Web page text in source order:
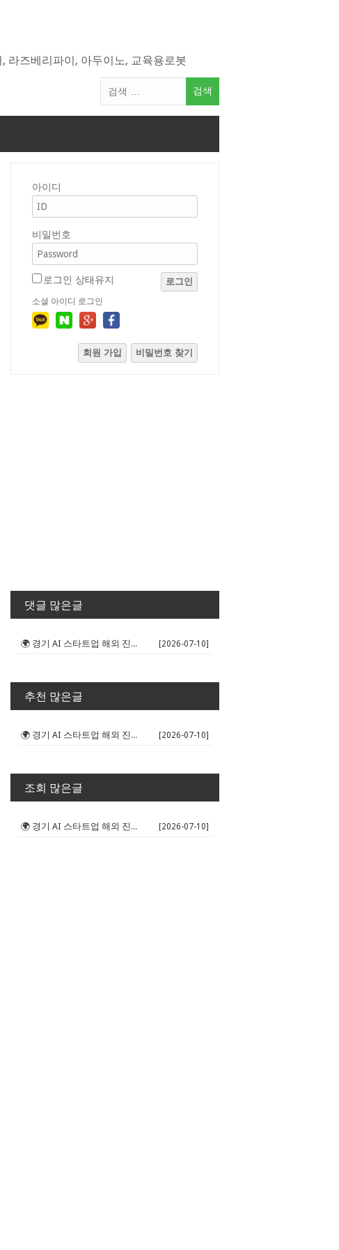
라즈베리파이, 아두이노, 교육용로봇
색
아이디
비밀번호
로그인 상태유지 로그인
소셜 아이디 로그인
회원 가입 비밀번호 찾기
댓글 많은글
🌍 경기 AI 스타트업 해외 진출 판... [2026-07-10]
추천 많은글
🌍 경기 AI 스타트업 해외 진출 판... [2026-07-10]
조회 많은글
🌍 경기 AI 스타트업 해외 진출 판... [2026-07-10]